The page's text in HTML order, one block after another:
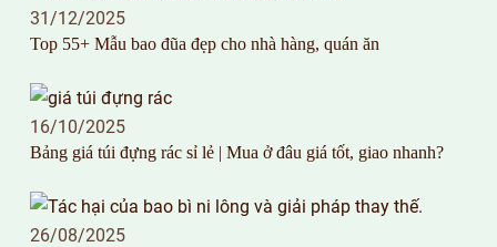
31/12/2025
Top 55+ Mẫu bao đũa đẹp cho nhà hàng, quán ăn
16/10/2025
Bảng giá túi đựng rác sỉ lẻ | Mua ở đâu giá tốt, giao nhanh?
26/08/2025